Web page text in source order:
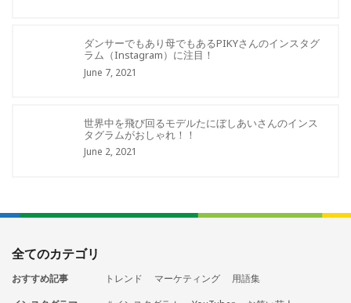
ダンサーでもあり母でもあるPIKYさんのインスタグ
ラム（Instagram）に注目！
June 7, 2021
世界中を飛び回るモデルたにぼしあいさんのインス
タグラムがおしゃれ！！
June 2, 2021
全てのカテゴリ
おすすめ記事 トレンド マーケティング
用語集